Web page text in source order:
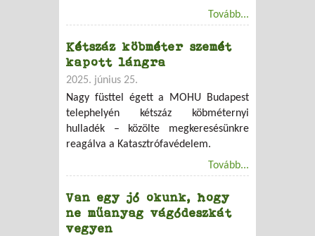
Tovább...
Kétszáz köbméter szemét
kapott lángra
2025. június 25.
Nagy füsttel égett a MOHU Budapest
telephelyén kétszáz köbméternyi
hulladék – közölte megkeresésünkre
reagálva a Katasztrófavédelem.
Tovább...
Van egy jó okunk, hogy
ne műanyag vágódeszkát
vegyen